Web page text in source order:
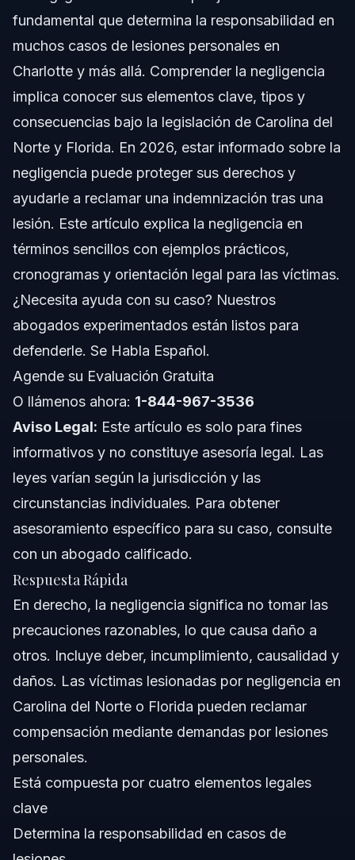
Comprendiendo la Negligencia y Sus Elementos
Sinónimos y Términos Relacionados con la Negligencia
Consejos para Pronunciar “Negligence”
Tipos de Negligencia
Acciones Paso a Paso Tras una Lesión por
Errores Comunes en Reclamaciones por
Negligencia
Cronograma: Qué Esperar en un Caso de
Negligencia
Costos y Factores que Afectan su Caso
Consideraciones Jurisdiccionales para Casos de
Negligencia en NC y FL
Notas sobre Florida
Conceptos a Nivel Nacional (Solo General, Las Reglas
Varían)
Cuándo Llamar a un Abogado por Casos de
Acerca de Vasquez Law Firm
Confianza y Experiencia del Abogado
Preguntas Frecuentes
¿Cuáles son los elementos de la negligencia?
¿Cuáles son los diferentes tipos de negligencia?
por negligencia?
fundamental que determina la responsabilidad en
muchos casos de lesiones personales en
Charlotte y más allá. Comprender la negligencia
implica conocer sus elementos clave, tipos y
consecuencias bajo la legislación de Carolina del
Norte y Florida. En 2026, estar informado sobre la
negligencia puede proteger sus derechos y
ayudarle a reclamar una indemnización tras una
lesión. Este artículo explica la negligencia en
términos sencillos con ejemplos prácticos,
cronogramas y orientación legal para las víctimas.
¿Necesita ayuda con su caso? Nuestros
abogados experimentados están listos para
defenderle. Se Habla Español.
Agende su Evaluación Gratuita
O llámenos ahora: 1-844-967-3536
Aviso Legal: Este artículo es solo para fines
informativos y no constituye asesoría legal. Las
leyes varían según la jurisdicción y las
circunstancias individuales. Para obtener
asesoramiento específico para su caso, consulte
con un abogado calificado.
Respuesta Rápida
En derecho, la negligencia significa no tomar las
precauciones razonables, lo que causa daño a
otros. Incluye deber, incumplimiento, causalidad y
daños. Las víctimas lesionadas por negligencia en
Carolina del Norte o Florida pueden reclamar
compensación mediante demandas por lesiones
personales.
Está compuesta por cuatro elementos legales
clave
Determina la responsabilidad en casos de